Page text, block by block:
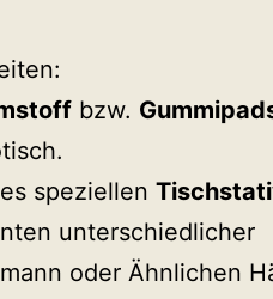
bzw.
speziellen
unterschiedlicher
oder Ähnlichen